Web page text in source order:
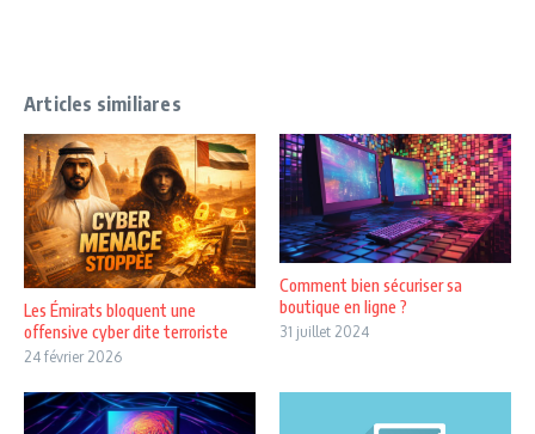
Articles similiares
Les Émirats bloquent une
offensive cyber dite terroriste
24 février 2026
Comment bien sécuriser sa
boutique en ligne ?
31 juillet 2024